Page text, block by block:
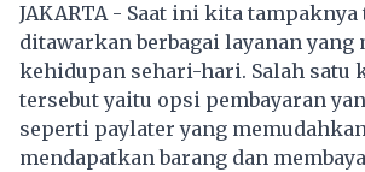
JAKARTA - Saat ini kita
ditawarkan berbagai layanan yang
kehidupan sehari-hari. Salah satu
tersebut yaitu opsi pembayaran
seperti paylater yang
mendapatkan barang dan